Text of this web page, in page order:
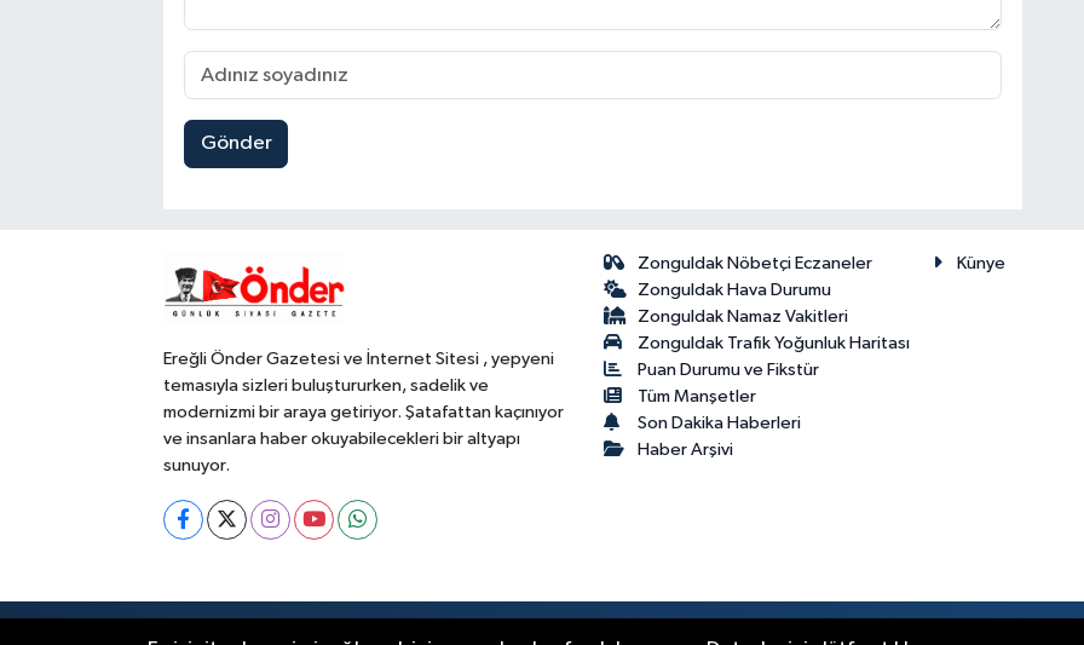
Gönder
Ereğli Önder Gazetesi ve İnternet Sitesi , yepyeni
temasıyla sizleri buluştururken, sadelik ve
modernizmi bir araya getiriyor. Şatafattan kaçınıyor
ve insanlara haber okuyabilecekleri bir altyapı
sunuyor.
Zonguldak Nöbetçi Eczaneler
Zonguldak Hava Durumu
Zonguldak Namaz Vakitleri
Zonguldak Trafik Yoğunluk Haritası
Puan Durumu ve Fikstür
Tüm Manşetler
Son Dakika Haberleri
Haber Arşivi
Künye
RSS Copyright © 2023. Her hakkı saklıdır.